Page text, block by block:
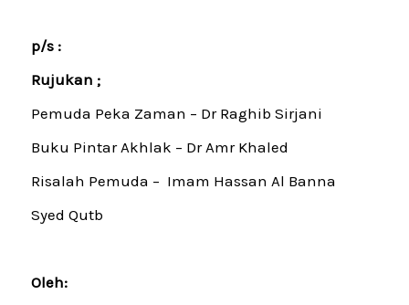
p/s :
Rujukan ;
Pemuda Peka Zaman – Dr Raghib Sirjani
Buku Pintar Akhlak – Dr Amr Khaled
Risalah Pemuda – Imam Hassan Al Banna
Syed Qutb
Oleh: